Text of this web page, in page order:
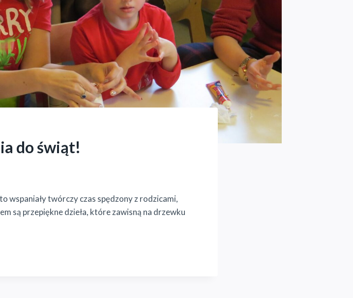
do świąt!
wspaniały twórczy czas spędzony z rodzicami,
są przepiękne dzieła, które zawisną na drzewku